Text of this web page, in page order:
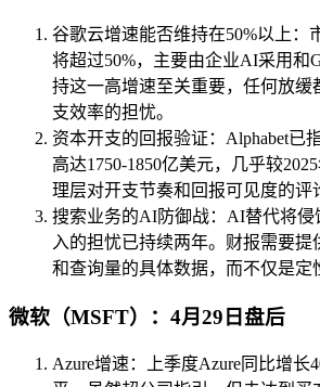
谷歌云增速能否维持在50%以上：
将超过50%，主要由企业AI采用和
持这一高增速至关重要，任何放缓
支效率的担忧。
资本开支的回报验证：Alphabet已
高达1750-1850亿美元，几乎较
理层对开支节奏和回报可见度的评
搜索业务的AI防御战：AI替代将侵
入的担忧已持续两年。财报需要提
和查询量的具体数据，而不仅是定
微软（MSFT）：4月29日盘后
Azure增速：上季度Azure同比增长